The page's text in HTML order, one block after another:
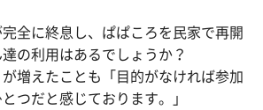
全に終息し、ぱぱころを民家で再開
の利用はあるでしょうか？
増えたことも「目的がなければ参加
つだと感じております。」